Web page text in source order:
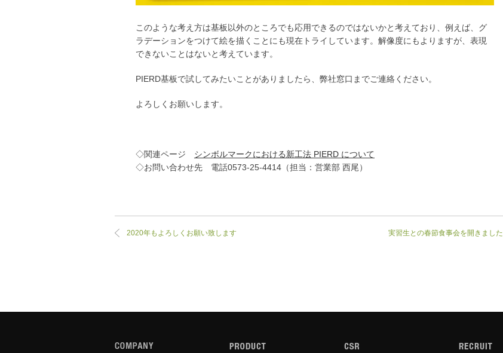
このような考え方は基板以外のところでも応用できるのではないかと考えており、例えば、グ
ラデーションをつけて絵を描くことにも現在トライしています。解像度にもよりますが、表現
できないことはないと考えています。
PIERD基板で試してみたいことがありましたら、弊社窓口までご連絡ください。
よろしくお願いします。
◇関連ページ シンボルマークにおける新工法 PIERD について
◇お問い合わせ先 電話0573-25-4414（担当：営業部 西尾）
2020年もよろしくお願い致します 実習生との春節食事会を開きました